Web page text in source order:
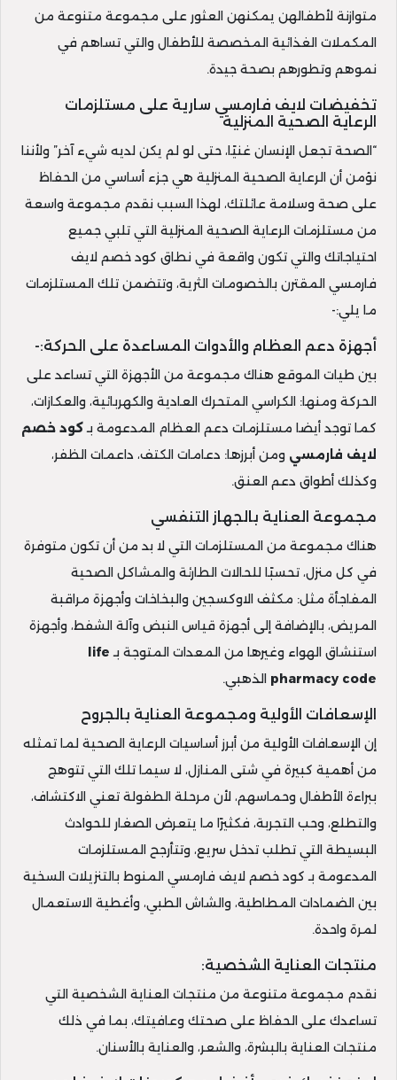
متوازنة لأطفالهن يمكنهن العثور على مجموعة متنوعة من
المكملات الغذائية المخصصة للأطفال والتي تساهم في
نموهم وتطورهم بصحة جيدة.
تخفيضات لايف فارمسي سارية على مستلزمات
الرعاية الصحية المنزلية
“الصحة تجعل الإنسان غنيًا، حتى لو لم يكن لديه شيء آخر” ولأننا
نؤمن أن الرعاية الصحية المنزلية هي جزء أساسي من الحفاظ
على صحة وسلامة عائلتك، لهذا السبب نقدم مجموعة واسعة
من مستلزمات الرعاية الصحية المنزلية التي تلبي جميع
احتياجاتك والتي تكون واقعة في نطاق كود خصم لايف
فارمسي المقترن بالخصومات الثرية، وتتضمن تلك المستلزمات
ما يلي:-
أجهزة دعم العظام والأدوات المساعدة على الحركة:-
بين طيات الموقع هناك مجموعة من الأجهزة التي تساعد على
الحركة ومنها: الكراسي المتحرك العادية والكهربائية، والعكازات،
كما توجد أيضا مستلزمات دعم العظام المدعومة بـكود خصم
لايف فارمسي ومن أبرزها: دعامات الكتف، داعمات الظفر،
وكذلك أطواق دعم العنق.
مجموعة العناية بالجهاز التنفسي
هناك مجموعة من المستلزمات التي لا بد من أن تكون متوفرة
في كل منزل، تحسبًا للحالات الطارئة والمشاكل الصحية
المفاجأة مثل: مكثف الاوكسجين والبخاخات وأجهزة مراقبة
المريض، بالإضافة إلى أجهزة قياس النبض وآلة الشفط، وأجهزة
استنشاق الهواء وغيرها من المعدات المتوجة بـ life
pharmacy code الذهبي.
الإسعافات الأولية ومجموعة العناية بالجروح
إن الإسعافات الأولية من أبرز أساسيات الرعاية الصحية لما تمثله
من أهمية كبيرة في شتى المنازل، لا سيما تلك التي تتوهج
ببراءة الأطفال وحماسهم، لأن مرحلة الطفولة تعني الاكتشاف،
والتطلع، وحب التجربة، فكثيرًا ما يتعرض الصغار للحوادث
البسيطة التي تطلب تدخل سريع، وتتأرجح المستلزمات
المدعومة بـ كود خصم لايف فارمسي المنوط بالتنزيلات السخية
بين الضمادات المطاطية، والشاش الطبي، وأغطية الاستعمال
لمرة واحدة.
منتجات العناية الشخصية:
نقدم مجموعة متنوعة من منتجات العناية الشخصية التي
تساعدك على الحفاظ على صحتك وعافيتك، بما في ذلك
منتجات العناية بالبشرة، والشعر، والعناية بالأسنان.